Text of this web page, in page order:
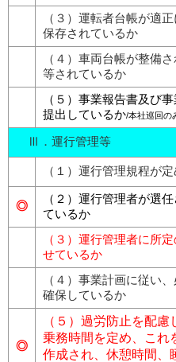
（３）運転者台帳が適正
保存されているか
（４）車両台帳が整備
等されているか
（５）事業報告書及び
提出しているか/本社巡回の
Ⅲ．運行管理等
（１）運行管理規程が
◎
（２）運行管理者が選
ているか
（３）運行管理者に所
せているか
（４）事業計画に従い
確保しているか
◎
（５）過労防止を配慮
乗務時間を定め、これ
作成され、休憩時間、